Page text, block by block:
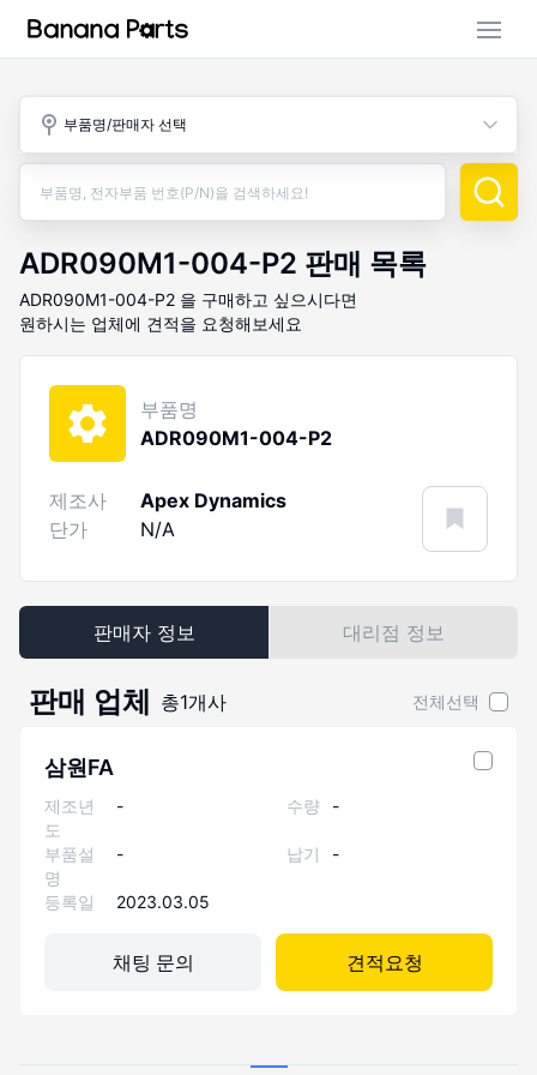
부품명/판매자 선택
ADR090M1-004-P2 판매 목록
ADR090M1-004-P2 을 구매하고 싶으시다면
원하시는 업체에 견적을 요청해보세요
부품명
ADR090M1-004-P2
제조사
Apex Dynamics
단가
N/A
판매자 정보 대리점 정보
판매 업체 총1개사 전체선택
삼원FA
제조년
도
- 수량 -
부품설
명
- 납기 -
등록일 2023.03.05
채팅 문의 견적요청